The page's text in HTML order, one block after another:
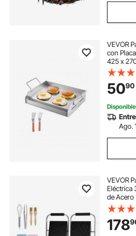
VEVOR
con
425 x
Plancha
Asa,
5090
Disponible
Ago.
VEVOR
Eléctrica
de
de
cm para
Tocino
178